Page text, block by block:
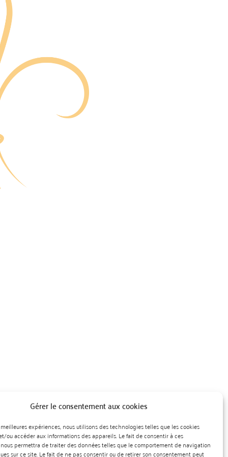
Gérer le consentement aux cookies
expériences, nous utilisons des technologies telles que les cookies
ou accéder aux informations des appareils. Le fait de consentir à ces
permettra de traiter des données telles que le comportement de navigation
sur ce site. Le fait de ne pas consentir ou de retirer son consentement peut